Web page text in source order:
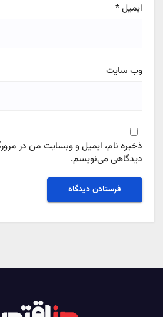
ایمیل*
وب‌ سایت
ذخیره نام، ایمیل و وبسایت من در
دیدگاهی می‌نویسم.